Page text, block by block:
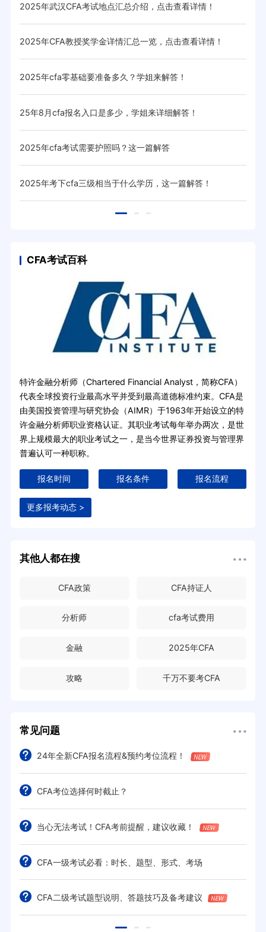
2025年武汉CFA考试地点汇总介绍，点击查看详情！
2025年CFA教授奖学金详情汇总一览，点击查看详情！
2025年cfa零基础要准备多久？学姐来解答！
25年8月cfa报名入口是多少，学姐来详细解答！
2025年cfa考试需要护照吗？这一篇解答
2025年考下cfa三级相当于什么学历，这一篇解答！
CFA考试百科
特许金融分析师（Chartered Financial Analyst，简称CFA）
代表全球投资行业最高水平并受到最高道德标准约束。CFA是
由美国投资管理与研究协会（AIMR）于1963年开始设立的特
许金融分析师职业资格认证。其职业考试每年举办两次，是世
界上规模最大的职业考试之一，是当今世界证券投资与管理界
普遍认可一种职称。
报名时间 报名条件 报名流程
更多报考动态 >
其他人都在搜
CFA政策 CFA持证人
分析师 cfa考试费用
金融 2025年CFA
攻略 千万不要考CFA
常见问题
24年全新CFA报名流程&预约考位流程！
CFA考位选择何时截止？
当心无法考试！CFA考前提醒，建议收藏！
CFA一级考试必看：时长、题型、形式、考场
CFA二级考试题型说明、答题技巧及备考建议